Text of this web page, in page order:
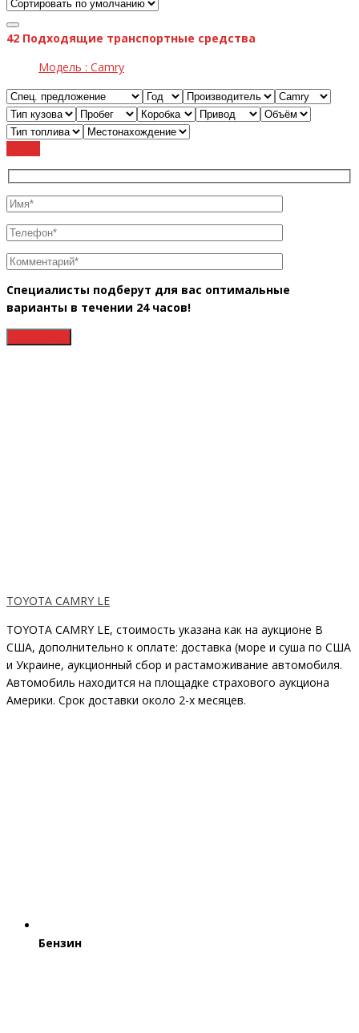
42 Подходящие транспортные средства
Модель : Camry
Специалисты подберут для вас оптимальные
варианты в течении 24 часов!
TOYOTA CAMRY LE
TOYOTA CAMRY LE, стоимость указана как на аукционе В
США, дополнительно к оплате: доставка (море и суша по США
и Украине, аукционный сбор и растаможивание автомобиля.
Автомобиль находится на площадке страхового аукциона
Америки. Срок доставки около 2-x месяцев.
Бензин